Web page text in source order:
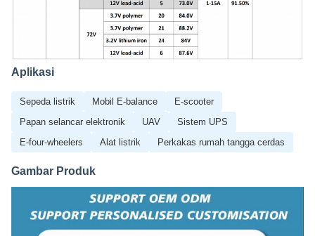
Aplikasi
Sepeda listrik Mobil E-balance
E-scooter
Papan selancar elektronik
UAV
Sistem UPS
E-four-wheelers
Alat listrik Perkakas rumah tangga cerdas
Gambar Produk